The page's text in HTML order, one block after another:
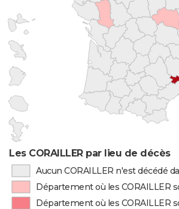
Les CORAILLER par lieu de décès
Aucun CORAILLER n'est décédé
Département où les CORAILLER
Département où les CORAILLER